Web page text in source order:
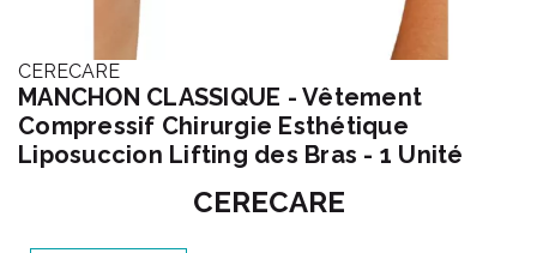
CERECARE
MANCHON CLASSIQUE - Vêtement
Compressif Chirurgie Esthétique
Liposuccion Lifting des Bras - 1 Unité
CERECARE